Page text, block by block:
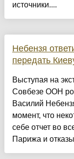
источники....
Небензя
передать
Выступая на
Совбезе ООН
Василий
момент, что
себе отчет во
Парижа и